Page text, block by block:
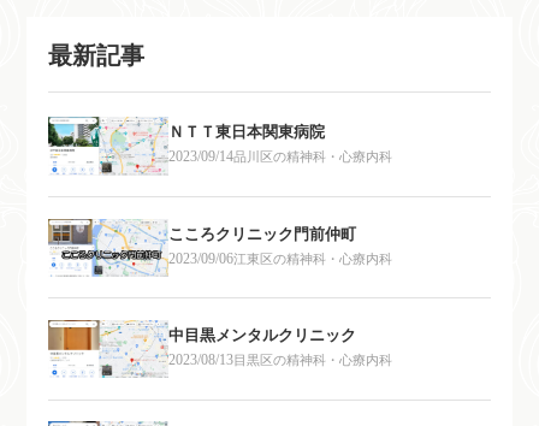
最新記事
ＮＴＴ東日本関東病院
2023/09/14品川区の精神科・心療内科
こころクリニック門前仲町
2023/09/06江東区の精神科・心療内科
中目黒メンタルクリニック
2023/08/13目黒区の精神科・心療内科